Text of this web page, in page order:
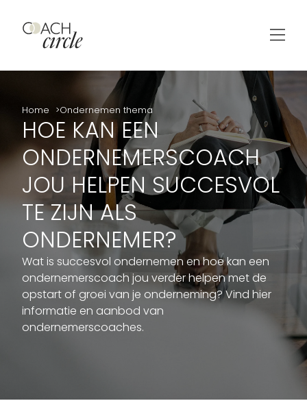
Home Ondernemen thema
HOE KAN EEN
ONDERNEMERSCOACH
JOU HELPEN SUCCESVOL
TE ZIJN ALS
ONDERNEMER?
Wat is succesvol ondernemen en hoe kan een
ondernemerscoach jou verder helpen met de
opstart of groei van je onderneming? Vind hier
informatie en aanbod van
ondernemerscoaches.